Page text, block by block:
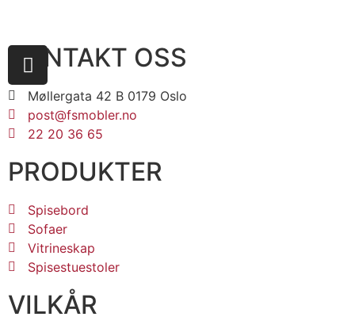
VILKÅR
PRODUKTER
Spisebord
Sofaer
Vitrineskap
Spisestuestoler
KONTAKT OSS
Møllergata 42 B 0179 Oslo
post@fsmobler.no
22 20 36 65